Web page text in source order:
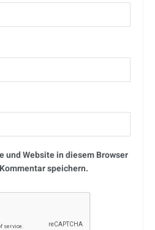
und Website in diesem Browser
speichern.